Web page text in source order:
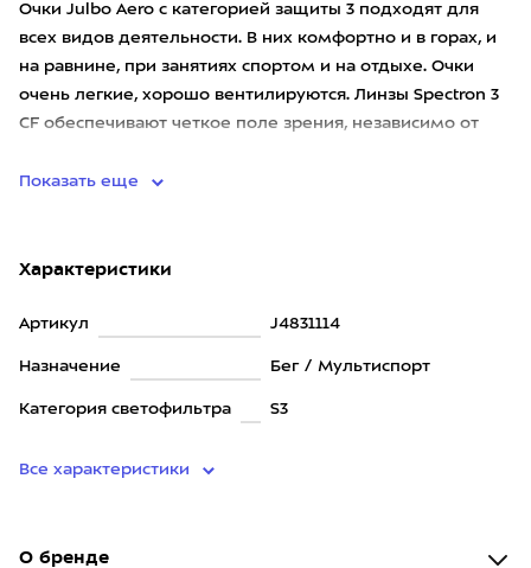
Очки Julbo Aero с категорией защиты 3 подходят для
всех видов деятельности. В них комфортно и в горах, и
на равнине, при занятиях спортом и на отдыхе. Очки
очень легкие, хорошо вентилируются. Линзы Spectron 3
CF обеспечивают четкое поле зрения, независимо от
Показать еще
Характеристики
Артикул J4831114
Назначение Бег / Мультиспорт
Категория светофильтра S3
Все характеристики
О бренде